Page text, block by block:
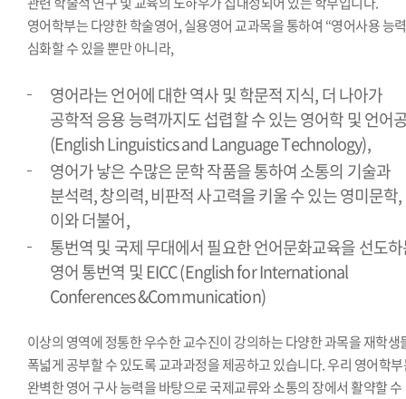
영어학부는 다양한 학술영어, 실용영어 교과목을 통하여 “영어사용 능
심화할 수 있을 뿐만 아니라,
영어라는 언어에 대한 역사 및 학문적 지식, 더 나아가
공학적 응용 능력까지도 섭렵할 수 있는 영어학 및 언어
(English Linguistics and Language Technology),
영어가 낳은 수많은 문학 작품을 통하여 소통의 기술과
분석력, 창의력, 비판적 사고력을 키울 수 있는 영미문학,
이와 더불어,
통번역 및 국제 무대에서 필요한 언어문화교육을 선도
영어 통번역 및 EICC (English for International
Conferences &Communication)
이상의 영역에 정통한 우수한 교수진이 강의하는 다양한 과목을 재학생
폭넓게 공부할 수 있도록 교과과정을 제공하고 있습니다. 우리 영어학
완벽한 영어 구사 능력을 바탕으로 국제교류와 소통의 장에서 활약할 수